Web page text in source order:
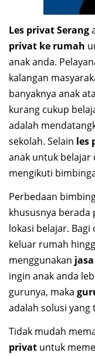
Les privat Serang
privat ke rumah
anak anda.
kalangan
banyaknya anak
kurang cukup
adalah
sekolah. Selain les
anak untuk belajar
mengikuti
Perbedaan
khususnya berada
lokasi belajar.
keluar rumah
menggunakan
ingin anak anda
gurunya, maka
adalah solusi yang
Tidak mudah
privat untuk